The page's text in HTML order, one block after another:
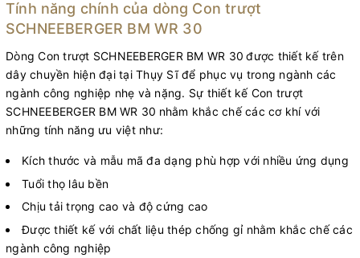
Tính năng chính của dòng Con trượt
SCHNEEBERGER BM WR 30
Dòng Con trượt SCHNEEBERGER BM WR 30 được thiết kế trên
dây chuyền hiện đại tại Thụy Sĩ để phục vụ trong ngành các
ngành công nghiệp nhẹ và nặng. Sự thiết kế Con trượt
SCHNEEBERGER BM WR 30 nhằm khắc chế các cơ khí với
những tính năng ưu việt như:
Kích thước và mẫu mã đa dạng phù hợp với nhiều ứng dụng
Tuổi thọ lâu bền
Chịu tải trọng cao và độ cứng cao
Được thiết kế với chất liệu thép chống gỉ nhằm khắc chế các
ngành công nghiệp